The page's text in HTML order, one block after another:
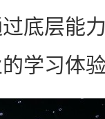
底层能
学习体